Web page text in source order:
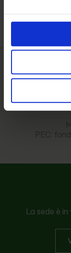
PEC:
La sede è